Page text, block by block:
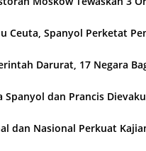
Ceuta, Spanyol Perketat
Darurat, 17 Negara
Spanyol dan Prancis
dan Nasional Perkuat